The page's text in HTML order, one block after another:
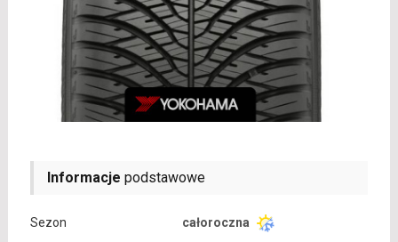
Informacje podstawowe
Sezon
całoroczna